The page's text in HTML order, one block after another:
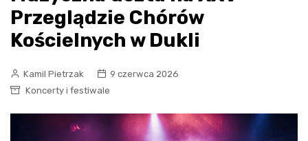
Przeglądzie Chórów
Kościelnych w Dukli
Kamil Pietrzak
9 czerwca 2026
Koncerty i festiwale